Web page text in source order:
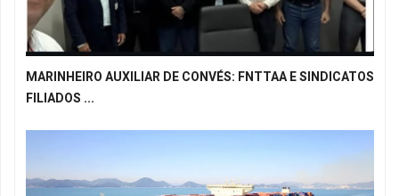
MARINHEIRO AUXILIAR DE CONVÉS: FNTTAA E SINDICATOS
FILIADOS ...